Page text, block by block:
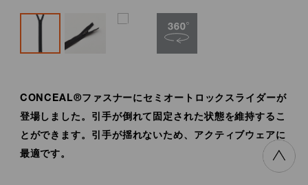
CONCEAL®ファスナーにセミオートロックスライダーが
登場しました。引手が倒れて固定された状態を維持するこ
とができます。 引手が揺れないため、アクティブウェアに
最適です。